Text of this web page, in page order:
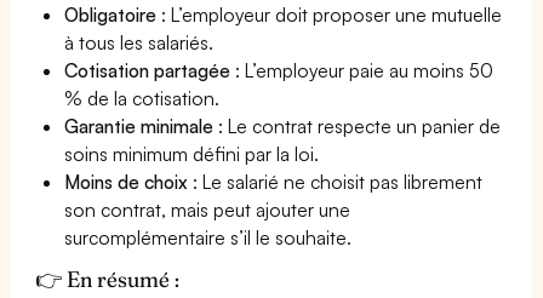
Obligatoire : L’employeur doit proposer une mutuelle
à tous les salariés.
Cotisation partagée : L’employeur paie au moins 50
% de la cotisation.
Garantie minimale : Le contrat respecte un panier de
soins minimum défini par la loi.
Moins de choix : Le salarié ne choisit pas librement
son contrat, mais peut ajouter une
surcomplémentaire s’il le souhaite.
👉 En résumé :